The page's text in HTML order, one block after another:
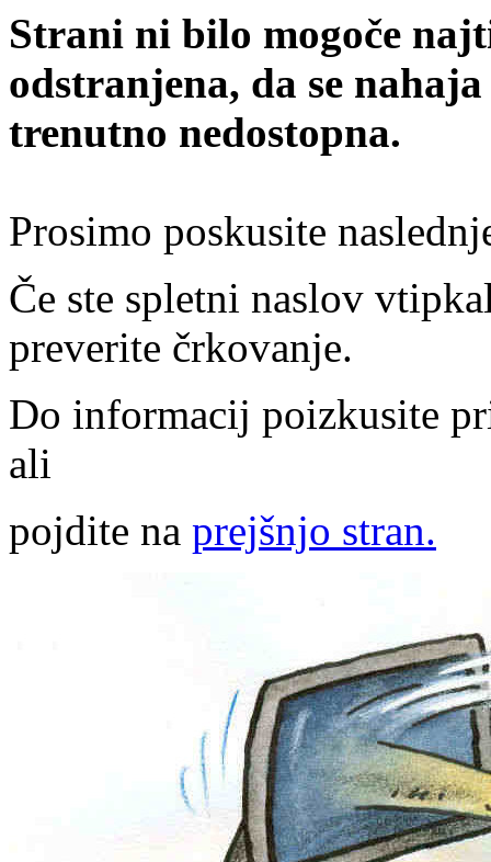
Strani ni bilo mogoče
odstranjena, da se
trenutno nedostopna.
Prosimo poskusite
Če ste spletni naslov
preverite črkovanje.
Do informacij poizkusite
ali
pojdite na prejšnjo stran.